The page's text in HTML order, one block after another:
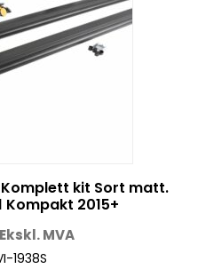
kit Sort matt.
Kompakt 2015+
Ekskl. MVA
1938S